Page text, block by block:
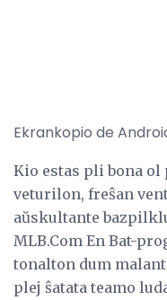
Ekrankopio de
Kio estas pli bona
veturilon, freŝan
aŭskultante
MLB.Com En Bat-
tonalton dum
plej ŝatata teamo